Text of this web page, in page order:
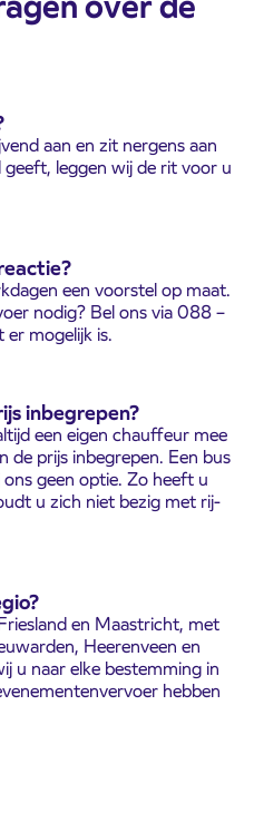
aan en zit nergens aan
leggen wij de rit voor u
een voorstel op maat.
nodig? Bel ons via 088 –
mogelijk is.
inbegrepen?
een eigen chauffeur mee
de prijs inbegrepen. Een bus
geen optie. Zo heeft u
u zich niet bezig met rij-
en Maastricht, met
Heerenveen en
u naar elke bestemming in
hebben